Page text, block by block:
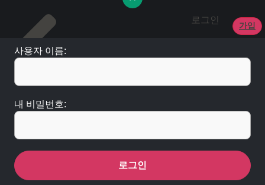
로그인
가입
사용자 이름:
내 비밀번호:
로그인